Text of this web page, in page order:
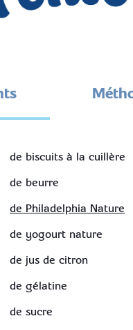
de biscuits à la cuillère
de beurre
de Philadelphia Nature
de yogourt nature
de jus de citron
de gélatine
de sucre